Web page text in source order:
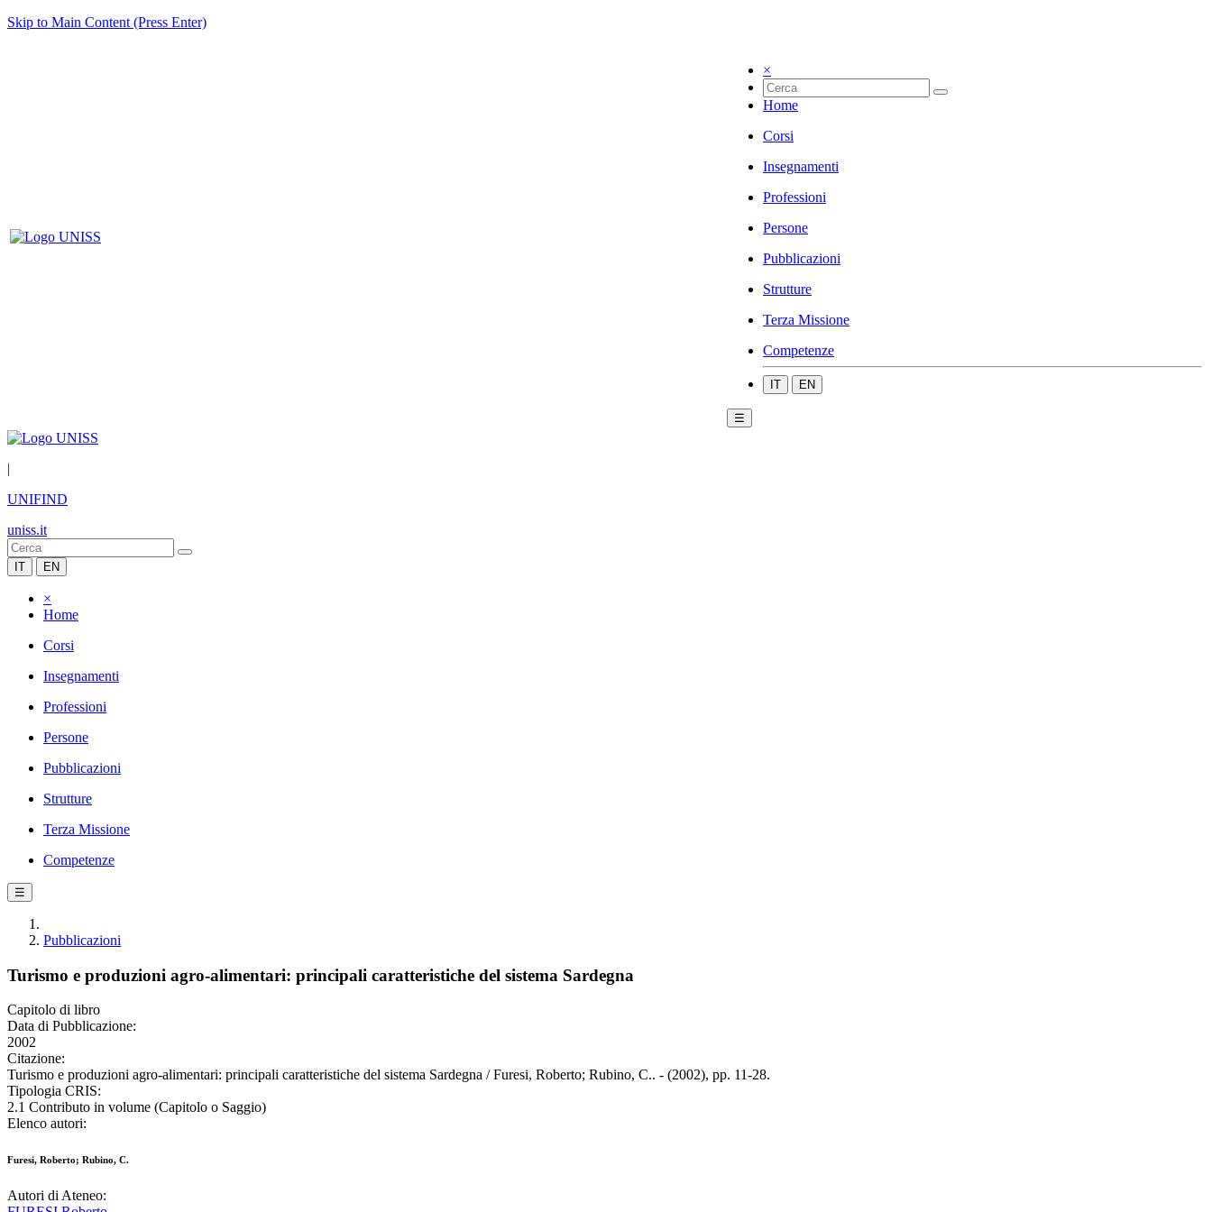
Skip to Main Content (Press Enter)
×
Home
Corsi
Insegnamenti
Professioni
Persone
Pubblicazioni
Strutture
Terza Missione
Competenze
IT EN
☰
|
UNIFIND
uniss.it
IT EN
×
Home
Corsi
Insegnamenti
Professioni
Persone
Pubblicazioni
Strutture
Terza Missione
Competenze
☰
Pubblicazioni
Turismo e produzioni agro-alimentari: principali caratteristiche del sistema Sardegna
Capitolo di libro
Data di Pubblicazione:
2002
Citazione:
Turismo e produzioni agro-alimentari: principali caratteristiche del sistema Sardegna / Furesi, Roberto; Rubino, C.. - (2002), pp. 11-28.
Tipologia CRIS:
2.1 Contributo in volume (Capitolo o Saggio)
Elenco autori:
Furesi, Roberto; Rubino, C.
Autori di Ateneo: